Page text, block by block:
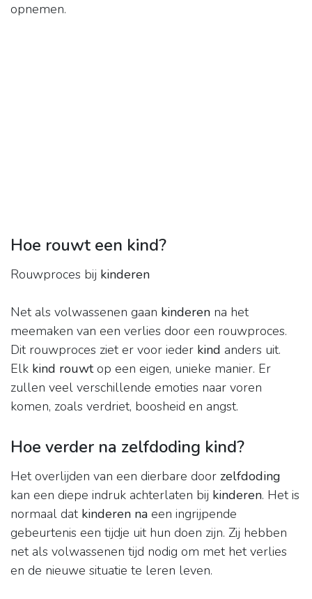
opnemen.
Hoe rouwt een kind?
Rouwproces bij kinderen
Net als volwassenen gaan kinderen na het
meemaken van een verlies door een rouwproces.
Dit rouwproces ziet er voor ieder kind anders uit.
Elk kind rouwtop een eigen, unieke manier. Er
zullen veel verschillende emoties naar voren
komen, zoals verdriet, boosheid en angst.
Hoe verder na zelfdoding kind?
Het overlijden van een dierbare door zelfdoding
kan een diepe indruk achterlaten bij kinderen. Het is
normaal dat kinderen na een ingrijpende
gebeurtenis een tijdje uit hun doen zijn. Zij hebben
net als volwassenen tijd nodig om met het verlies
en de nieuwe situatie te leren leven.